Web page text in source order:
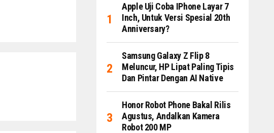
Apple Uji Coba IPhone Layar 7
Inch, Untuk Versi Spesial 20th
Anniversary?
Samsung Galaxy Z Flip 8
Meluncur, HP Lipat Paling Tipis
Dan Pintar Dengan AI Native
Honor Robot Phone Bakal Rilis
Agustus, Andalkan Kamera
Robot 200 MP